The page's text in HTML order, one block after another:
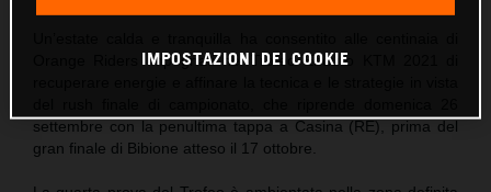
Orange Riders impegnati nel Trofeo Enduro KTM 2021 di
settembre con la penultima tappa a Casina (RE), prima del
gran finale di Bibione atteso il 17 ottobre.
IMPOSTAZIONI DEI COOKIE